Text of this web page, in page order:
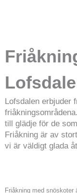
Lofsdalen erbjuder
till glädje för de
Friåkning är av
vi är väldigt glada
Friåkning med